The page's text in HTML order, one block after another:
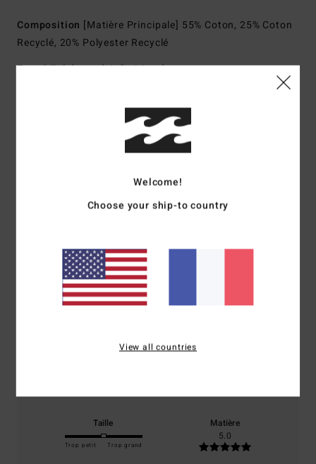
Composition [Matière Principale] 55% Coton, 25% Coton
Recyclé, 20% Polyester Recyclé
Traçabilité du produit (Loi Agec)
Livraison & Retours
5.0
Taille
Trop petit Trop grand
Matière
5.0
Welcome!
Choose your ship-to country
View all countries